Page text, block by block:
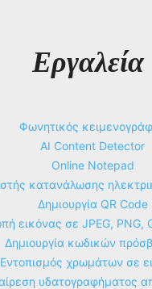
Εργαλεία
Φωνητικός
AI Content Detector
Online Notepad
κατανάλωσης
Δημιουργία QR Code
εικόνας σε JPEG, PNG,
Δημιουργία κωδικών
Εντοπισμός χρωμάτων σε
υδατογραφήματος